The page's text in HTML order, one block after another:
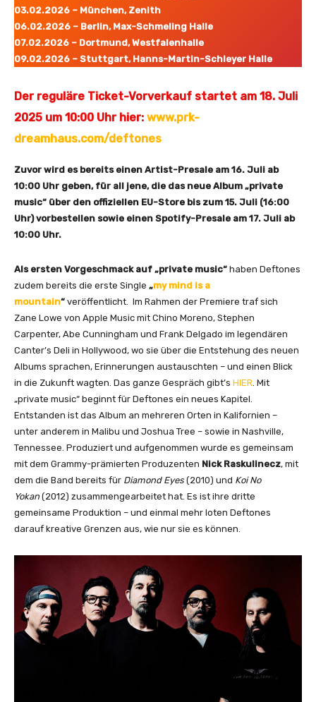
e
(
O
f
c
i
a
V
i
d
e
o
[
H
D
R
e
m
a
s
e
r
]
“
v
o
n
Y
u
03.02.2026 – München, Zenith
06.02.2026 – Berlin, Max-Schmeling Halle
07.02.2026 – Dortmund, Westfalenhalle
09.02.2026 – Stuttgart, Hanns-Martin-Schleyer Halle
Der reguläre Ticket-Vorverkauf startet am 18. Juli
2025 um 10:00 Uhr hier: www.prk-
dreamhaus.com/deftones
Zuvor wird es bereits einen Artist-Presale am 16. Juli ab
10:00 Uhr geben, für all jene, die das neue Album „private
music“ über den offiziellen EU-Store bis zum 15. Juli (16:00
Uhr) vorbestellen sowie einen Spotify-Presale am 17. Juli ab
10:00 Uhr.
Als ersten Vorgeschmack auf „private music“ haben Deftones
zudem bereits die erste Single „my mind is a
mountain“ veröffentlicht. Im Rahmen der Premiere traf sich
Zane Lowe von Apple Music mit Chino Moreno, Stephen
Carpenter, Abe Cunningham und Frank Delgado im legendären
Canter’s Deli in Hollywood, wo sie über die Entstehung des neuen
Albums sprachen, Erinnerungen austauschten – und einen Blick
in die Zukunft wagten. Das ganze Gespräch gibt’s HIER . Mit
„private music“ beginnt für Deftones ein neues Kapitel.
Entstanden ist das Album an mehreren Orten in Kalifornien –
unter anderem in Malibu und Joshua Tree – sowie in Nashville,
Tennessee. Produziert und aufgenommen wurde es gemeinsam
mit dem Grammy-prämierten Produzenten Nick Raskulinecz, mit
dem die Band bereits für Diamond Eyes (2010) und Koi No
Yokan (2012) zusammengearbeitet hat. Es ist ihre dritte
gemeinsame Produktion – und einmal mehr loten Deftones
darauf kreative Grenzen aus, wie nur sie es können.